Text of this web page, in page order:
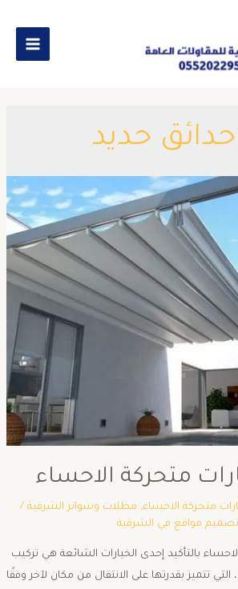
حديد
متحركة الاحساء
متحركة الاحساء, مظلات وسواتر الشرقية/
مواقع في الشرقية
بالتأكيد إحدى الخيارات الشائعة هي تركيب
تتميز بقدرتها على الانتقال من مكان لآخر وفقًا